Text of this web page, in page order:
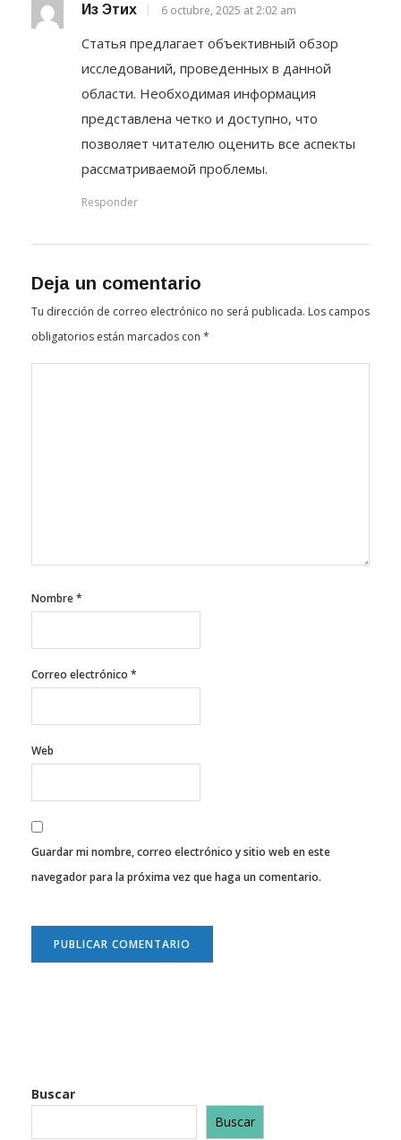
Из Этих 6 octubre, 2025 at 2:02 am
Статья предлагает объективный обзор
исследований, проведенных в данной
области. Необходимая информация
представлена четко и доступно, что
позволяет читателю оценить все аспекты
рассматриваемой проблемы.
Responder
Deja un comentario
Tu dirección de correo electrónico no será publicada. Los campos
obligatorios están marcados con *
Nombre*
Correo electrónico *
Web
Guardar mi nombre, correo electrónico y sitio web en este
navegador para la próxima vez que haga un comentario.
Buscar
Buscar